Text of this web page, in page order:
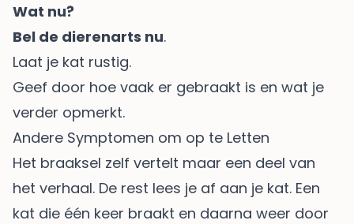
Wat nu?
Bel de dierenarts nu.
Laat je kat rustig.
Geef door hoe vaak er gebraakt is en wat je
verder opmerkt.
Andere Symptomen om op te Letten
Het braaksel zelf vertelt maar een deel van
het verhaal. De rest lees je af aan je kat. Een
kat die één keer braakt en daarna weer door